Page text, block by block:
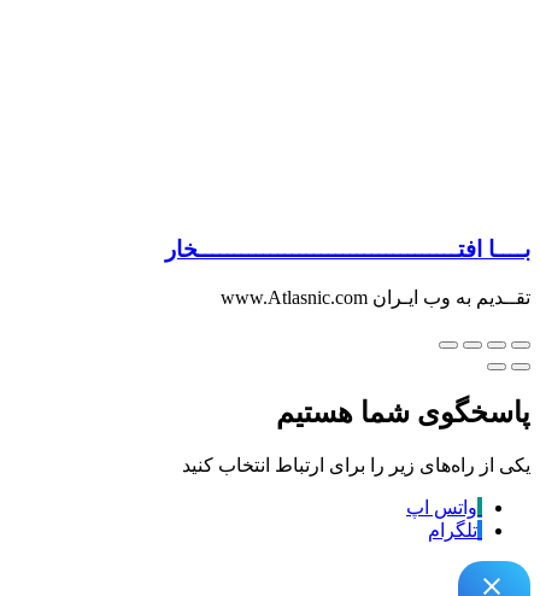
بــــا افتــــــــــــــــــــــــــــــــــــخار
تقــدیم به وب ایـران www.Atlasnic.com
پاسخگوی شما هستیم
یکی از راه‌های زیر را برای ارتباط انتخاب کنید
واتس اپ
تلگرام